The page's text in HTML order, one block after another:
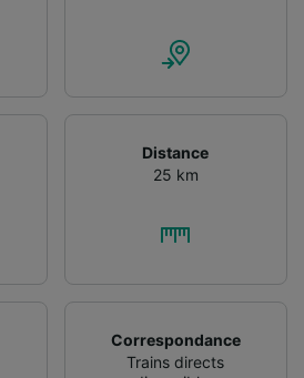
Distance
25 km
Correspondance
Trains directs